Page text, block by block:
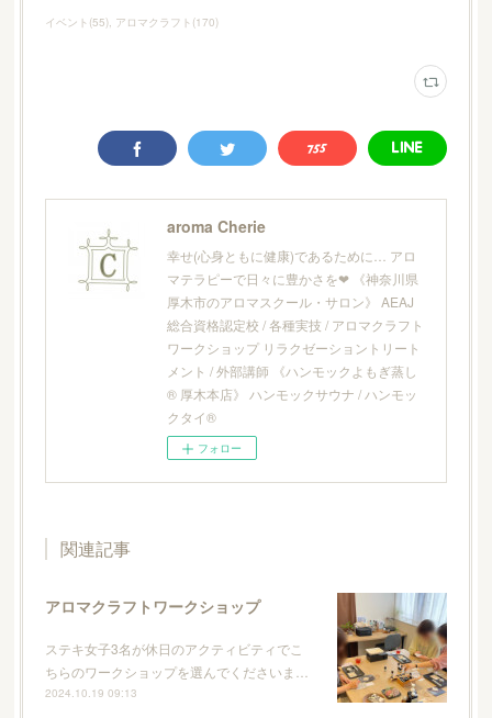
イベント (55) アロマクラフト (170)
aroma Cherie
幸せ(心身ともに健康)であるために… アロ
マテラピーで日々に豊かさを❤︎ 《神奈川県
厚木市のアロマスクール・サロン》 AEAJ
総合資格認定校 / 各種実技 / アロマクラフト
ワークショップ リラクゼーショントリート
メント / 外部講師 《ハンモックよもぎ蒸し
® 厚木本店》 ハンモックサウナ / ハンモッ
クタイ®
フォロー
関連記事
アロマクラフトワークショップ
ステキ女子3名が休日のアクティビティでこ
ちらのワークショップを選んでくださいま…
2024.10.19 09:13